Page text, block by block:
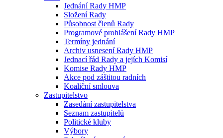
Jednání Rady HMP
Složení Rady
Působnost členů Rady
Programové prohlášení Rady HMP
Termíny jednání
Archiv usnesení Rady HMP
Jednací řád Rady a jejích Komisí
Komise Rady HMP
Akce pod záštitou radních
Koaliční smlouva
Zastupitelstvo
Zasedání zastupitelstva
Seznam zastupitelů
Politické kluby
Výbory